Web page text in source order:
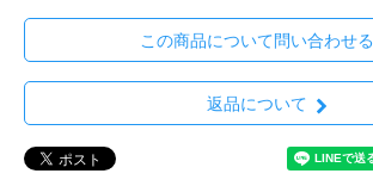
この商品について問い合わせる
返品について